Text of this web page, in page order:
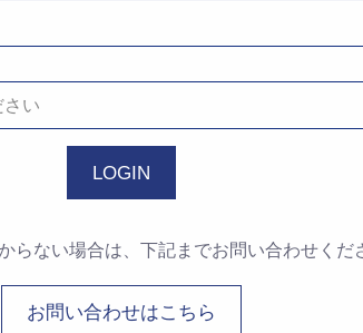
らない場合は、下記までお問い合わせくだ
お問い合わせはこちら